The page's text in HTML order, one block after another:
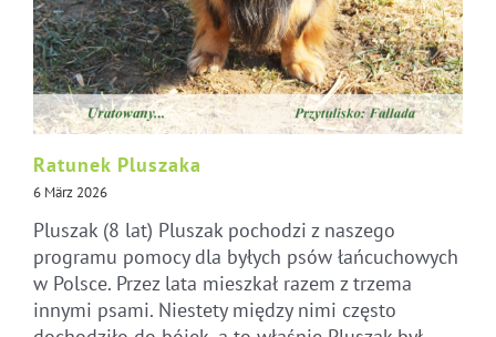
Ratunek Pluszaka
6 März 2026
Pluszak (8 lat) Pluszak pochodzi z naszego
programu pomocy dla byłych psów łańcuchowych
w Polsce. Przez lata mieszkał razem z trzema
innymi psami. Niestety między nimi często